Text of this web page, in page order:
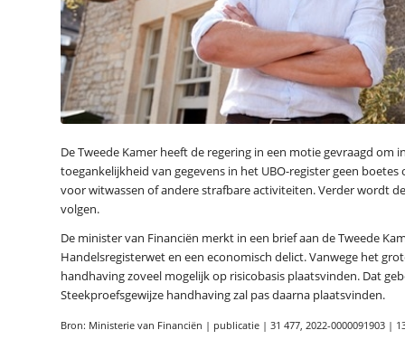
De Tweede Kamer heeft de regering in een motie gevraagd
toegankelijkheid van gegevens in het UBO-register geen
voor witwassen of andere strafbare activiteiten. Verder wordt
volgen.
De minister van Financiën merkt in een brief aan de Tweede
Handelsregisterwet en een economisch delict. Vanwege het
handhaving zoveel mogelijk op risicobasis plaatsvinden. Dat
Steekproefsgewijze handhaving zal pas daarna plaatsvinden.
Bron: Ministerie van Financiën | publicatie | 31 477, 2022-0000091903 |